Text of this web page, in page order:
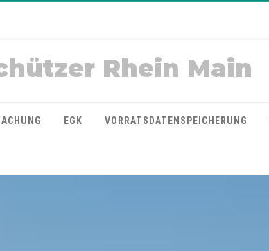
Rhein Main
EGK VORRATSDATENSPEICHERUNG